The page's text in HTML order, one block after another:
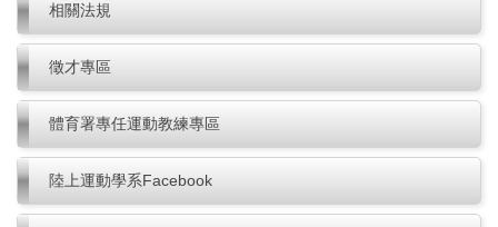
相關法規
徵才專區
體育署專任運動教練專區
陸上運動學系Facebook